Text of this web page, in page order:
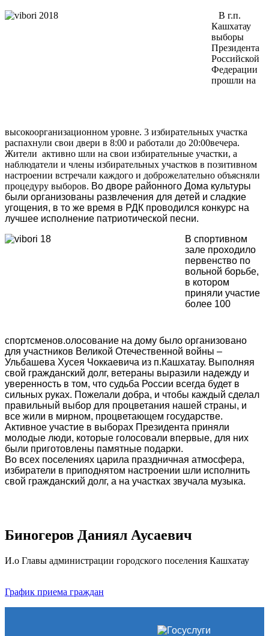
В г.п.
Кашхатау
выборы
Президента
Российской
Федерации
прошли на
высокоорганизационном уровне. 3 избирательных участка
распахнули свои двери в 8:00 и работали до 20:00вечера.
Жители активно шли на свои избирательные участки, а
наблюдатели и члены избирательных участков в позитивном
настроении встречали каждого и доброжелательно объясняли
процедуру выборов. Во дворе районного Дома культуры
были организованы развлечения для детей и сладкие
угощения, в то же время в РДК проводился конкурс на
лучшее исполнение патриотической песни.
В спортивном
зале проходило
первенство по
вольной борьбе,
в котором
приняли участие
более 100
спортсменов.олосование на дому было организовано
для участников Великой Отечественной войны –
Ульбашева Хусея Чоккаевича из п.Кашхатау. Выполняя
свой гражданский долг, ветераны выразили надежду и
уверенность в том, что судьба России всегда будет в
сильных руках. Пожелали добра, и чтобы каждый сделал
правильный выбор для процветания нашей страны, и
все жили в мирном, процветающем государстве.
Активное участие в выборах Президента приняли
молодые люди, которые голосовали впервые, для них
были приготовлены памятные подарки.
Во всех поселениях царила праздничная атмосфера,
избиратели в приподнятом настроении шли исполнить
свой гражданский долг, а на участках звучала музыка.
Биногеров Даниял Аусаевич
И.о Главы администрации городского поселения Кашхатау
График приема граждан